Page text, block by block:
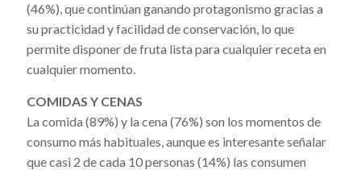
(46%), que continúan ganando protagonismo gracias a
su practicidad y facilidad de conservación, lo que
permite disponer de fruta lista para cualquier receta en
cualquier momento.
COMIDAS Y CENAS
La comida (89%) y la cena (76%) son los momentos de
consumo más habituales, aunque es interesante señalar
que casi 2 de cada 10 personas (14%) las consumen